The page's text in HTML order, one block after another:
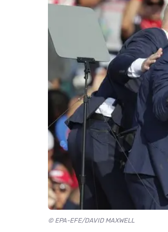
© EPA-EFE/DAVID MAXWELL